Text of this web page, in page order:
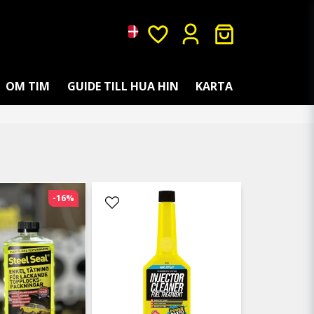
OM TIM GUIDE TILL HUA HIN KARTA
-16%